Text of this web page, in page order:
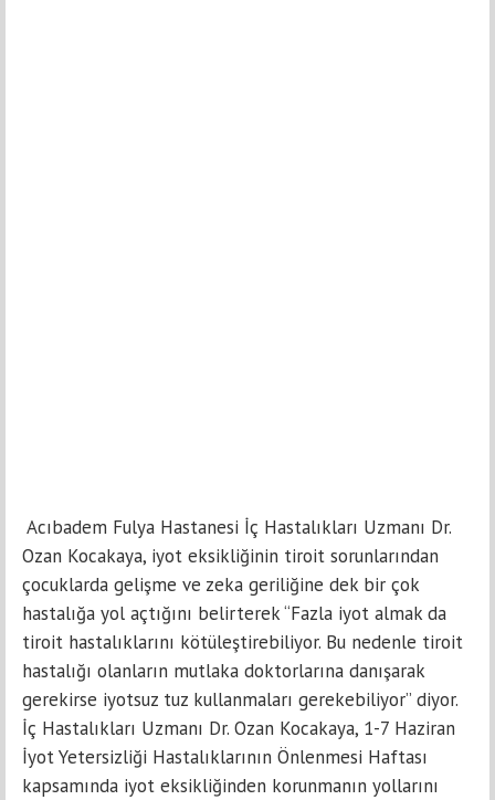
Acıbadem Fulya Hastanesi İç Hastalıkları Uzmanı Dr.
Ozan Kocakaya, iyot eksikliğinin tiroit sorunlarından
çocuklarda gelişme ve zeka geriliğine dek bir çok
hastalığa yol açtığını belirterek “Fazla iyot almak da
tiroit hastalıklarını kötüleştirebiliyor. Bu nedenle tiroit
hastalığı olanların mutlaka doktorlarına danışarak
gerekirse iyotsuz tuz kullanmaları gerekebiliyor” diyor.
İç Hastalıkları Uzmanı Dr. Ozan Kocakaya, 1-7 Haziran
İyot Yetersizliği Hastalıklarının Önlenmesi Haftası
kapsamında iyot eksikliğinden korunmanın yollarını